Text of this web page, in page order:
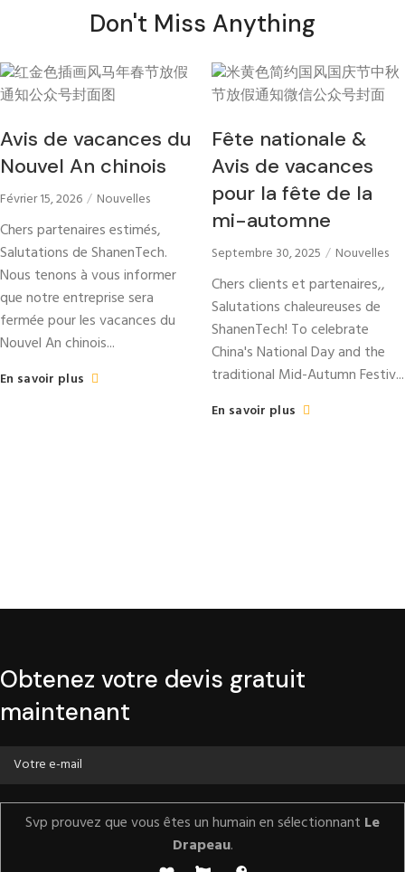
Don't Miss Anything
Avis de vacances du
Nouvel An chinois
Février 15, 2026 Nouvelles
Chers partenaires estimés,
Salutations de ShanenTech.
Nous tenons à vous informer
que notre entreprise sera
fermée pour les vacances du
Nouvel An chinois...
En savoir plus
Fête nationale &
Avis de vacances
pour la fête de la
mi-automne
Septembre 30, 2025 Nouvelles
Chers clients et partenaires,,
Salutations chaleureuses de
ShanenTech! To celebrate
China's National Day and the
traditional Mid-Autumn Festiv...
En savoir plus
Obtenez votre devis gratuit
maintenant
Svp prouvez que vous êtes un humain en sélectionnant Le
Drapeau.